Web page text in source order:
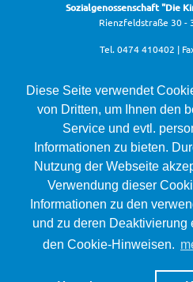
Diese Seite verwendet
von Dritten, um Ihnen den
Service und evtl.
Informationen zu bieten.
Nutzung der Webseite
Verwendung dieser
Informationen zu den
und zu deren Deaktivierung
den Cookie-Hinweisen.
Sozialgenossenschaft "Die
Rienzfeldstraße 30 -
Tel. 0474 410402 |
Die Kinderfreunde
Mwst.Nr.